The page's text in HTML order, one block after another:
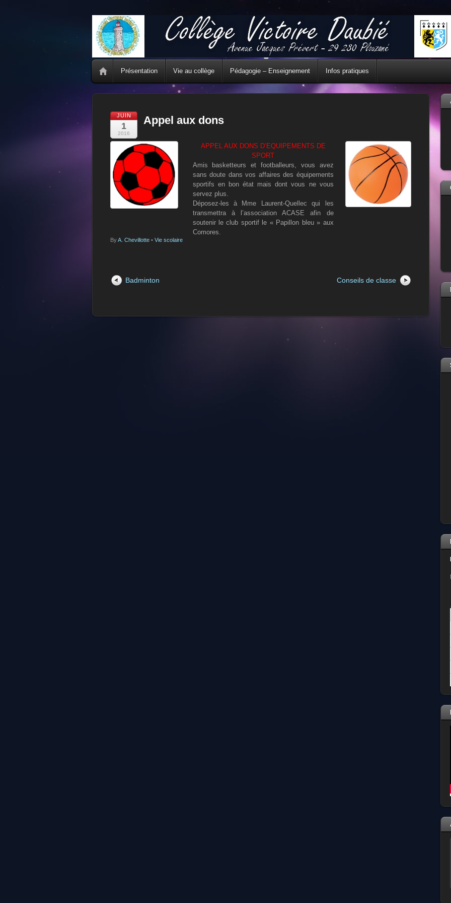
Présentation Vie au collège Pédagogie – Enseignement Infos pratiques
JUIN
1
2016
Appel aux dons
APPEL AUX DONS D’EQUIPEMENTS DE
SPORT
Amis basketteurs et footballeurs, vous avez
sans doute dans vos affaires des équipements
sportifs en bon état mais dont vous ne vous
servez plus.
Déposez-les à Mme Laurent-Quellec qui les
transmettra à l’association ACASE afin de
soutenir le club sportif le « Papillon bleu » aux
Comores.
ByA. Chevillotte • Vie scolaire
Badminton Conseils de classe